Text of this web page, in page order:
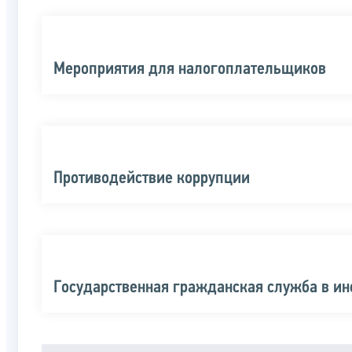
Мероприятия для налогоплательщиков
Противодействие коррупции
Государственная гражданская служба в